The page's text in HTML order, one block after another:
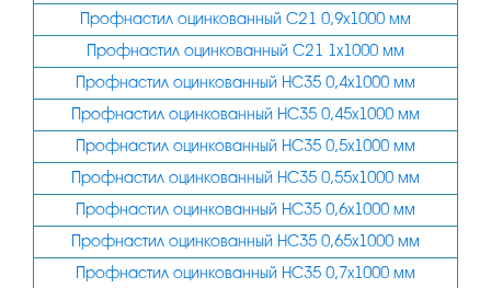
Профнастил оцинкованный С21 0,9х1000 мм
Профнастил оцинкованный С21 1х1000 мм
Профнастил оцинкованный НС35 0,4х1000 мм
Профнастил оцинкованный НС35 0,45х1000 мм
Профнастил оцинкованный НС35 0,5х1000 мм
Профнастил оцинкованный НС35 0,55х1000 мм
Профнастил оцинкованный НС35 0,6х1000 мм
Профнастил оцинкованный НС35 0,65х1000 мм
Профнастил оцинкованный НС35 0,7х1000 мм